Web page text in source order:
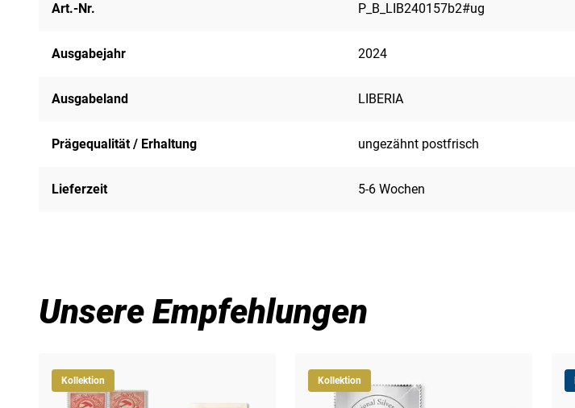
Art.-Nr. P_B_LIB240157b2#ug
Ausgabejahr 2024
Ausgabeland LIBERIA
Prägequalität / Erhaltung ungezähnt postfrisch
Lieferzeit 5-6 Wochen
Unsere Empfehlungen
Kollektion Kollektion